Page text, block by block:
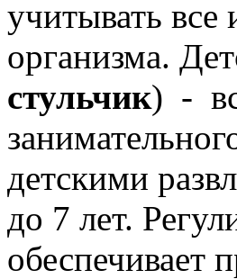
учитывать все
организма.
стульчик) -
детскими
до 7 лет.
обеспечивает